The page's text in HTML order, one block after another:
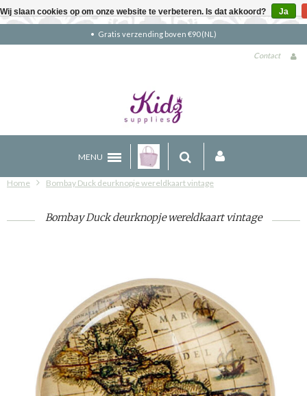
Gratis verzending boven €90 (NL)
Contact
MENU
Home Bombay Duck deurknopje wereldkaart vintage
Bombay Duck deurknopje wereldkaart vintage
Wij slaan cookies op om onze website te verbeteren. Is dat akkoord? Ja